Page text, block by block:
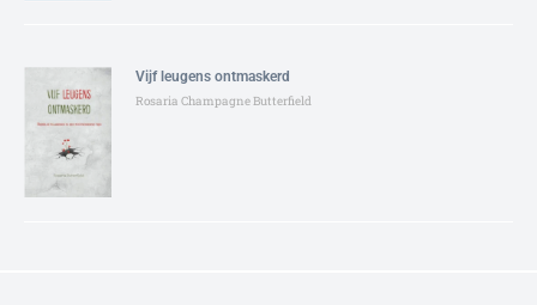
Vijf leugens ontmaskerd
Rosaria Champagne Butterfield